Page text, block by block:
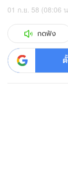
01 ก.ย. 58 (08:06
กดฟัง